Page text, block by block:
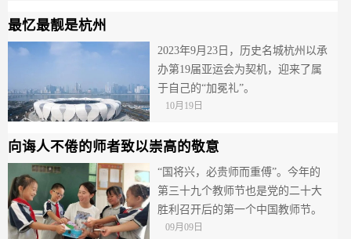
最忆最靓是杭州
2023年9月23日，历史名城杭州以承
办第19届亚运会为契机，迎来了属
于自己的“加冕礼”。
10月19日
向诲人不倦的师者致以崇高的敬意
“国将兴，必贵师而重傅”。今年的
第三十九个教师节也是党的二十大
胜利召开后的第一个中国教师节。
09月09日